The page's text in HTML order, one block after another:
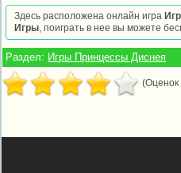
Здесь расположена онлайн игра
Игры, поиграть в нее вы можете
Раздел: Игры Принцессы Диснея
(Оценок